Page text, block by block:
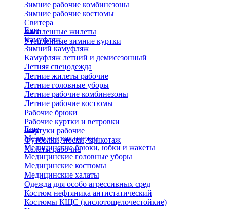
Зимние рабочие комбинезоны
Зимние рабочие костюмы
Свитера
Утепленные жилеты
Утепленные зимние куртки
Еще
Камуфляж
Зимний камуфляж
Камуфляж летний и демисезонный
Летняя спецодежда
Летние жилеты рабочие
Летние головные уборы
Летние рабочие комбинезоны
Летние рабочие костюмы
Рабочие брюки
Рабочие куртки и ветровки
Фартуки рабочие
Футболки, носки, трикотаж
Халаты рабочие
Еще
Медицинская одежда
Медицинские брюки, юбки и жакеты
Медицинские головные уборы
Медицинские костюмы
Медицинские халаты
Одежда для особо агрессивных сред
Костюм нефтяника антистатический
Костюмы КЩС (кислотощелочестойкие)